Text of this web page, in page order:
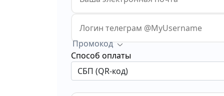
Промокод
Способ оплаты